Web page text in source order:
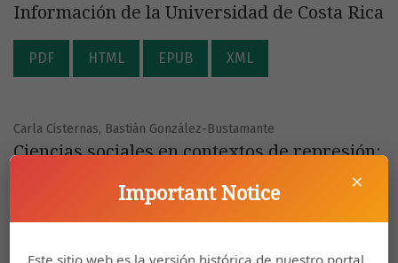
Información de la Universidad de Costa Rica
PDF HTML EPUB XML
Carla Cisternas, Bastián González-Bustamante
Ciencias sociales en contextos de represión:
histórica de la Corporación de Estudios para
×
Important Notice
Este sitio web es la versión histórica de nuestro portal